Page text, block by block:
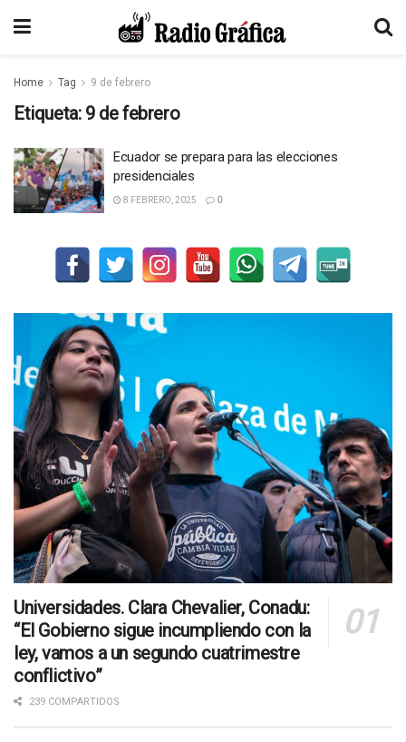
Home Tag 9 de febrero
Etiqueta: 9 de febrero
Ecuador se prepara para las elecciones
presidenciales
8 FEBRERO, 2025 0
Universidades. Clara Chevalier, Conadu:
“El Gobierno sigue incumpliendo con la
ley, vamos a un segundo cuatrimestre
conflictivo”
239 COMPARTIDOS